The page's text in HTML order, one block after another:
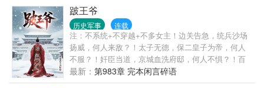
魂出窍甚至掌控灵魂，虎符咒，调节阴阳，鼠符咒，
赐予静物以动的能力，牛符咒，拥有力大无穷的力量
（有些能力我略微修改了一下，大部分是原着搬
运），本文讲的是主角身怀圣主系统，穿越众多动漫
世界，宣扬自己的威严……柯南（暂停中）迪迦（已
完结）成龙历险记（进行中）书友群 友情提示：观看
本书需要放下您的智商，将他放在地上摩擦几下，那
跛王爷
历史军事 连载
注：不系统+不穿越+不多女主！边关告急，统兵沙场
扬威，何人来敌？！太子无德，保二皇子为帝，何人
不服？！奸臣当道，京城血洗府邸，何人不惧？！百
姓疾苦，变法革新天下，何人非议？！漫天风雪中，
一道一瘸一拐的身影走向巍峨皇城；大红蟒袍在风中
最新： 第983章 完本闲言碎语